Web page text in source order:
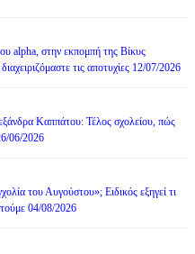
alpha, στην εκπομπή της Βίκυς
τις αποτυχίες 12/07/2026
Καππάτου: Τέλος σχολείου, πώς
06/2026
του Αυγούστου»; Ειδικός εξηγεί τι
04/08/2026